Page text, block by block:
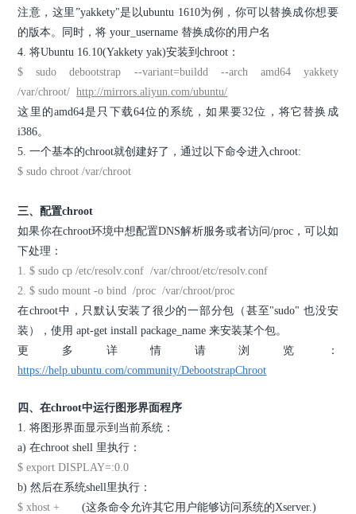
注意，这里”yakkety"是以ubuntu 1610为例，你可以替换成你想要
的版本。同时，将 your_username 替换成你的用户名
4. 将Ubuntu 16.10(Yakkety yak)安装到chroot：
$ sudo debootstrap --variant=buildd --arch amd64 yakkety
/var/chroot/http://mirrors.aliyun.com/ubuntu/
这里的amd64是只下载64位的系统，如果要32位，将它替换成
i386。
5. 一个基本的chroot就创建好了，通过以下命令进入chroot:
$ sudo chroot /var/chroot
三、配置chroot
如果你在chroot环境中想配置DNS解析服务或者访问/proc，可以如
下处理：
1. $ sudo cp /etc/resolv.conf /var/chroot/etc/resolv.conf
2. $ sudo mount -o bind /proc /var/chroot/proc
在chroot中，只默认安装了很少的一部分包（甚至"sudo" 也没安
装），使用 apt-get install package_name 来安装某个包。
更多详情请浏览：
https://help.ubuntu.com/community/DebootstrapChroot
四、在chroot中运行图形界面程序
1. 将图形界面显示到当前系统：
a) 在chroot shell 里执行：
$ export DISPLAY=:0.0
b) 然后在系统shell里执行：
$ xhost +
(这条命令允许其它用户能够访问系统的Xserver.)